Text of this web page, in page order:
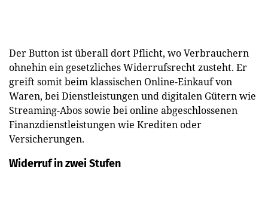
Der Button ist überall dort Pflicht, wo Verbrauchern
ohnehin ein gesetzliches Widerrufsrecht zusteht. Er
greift somit beim klassischen Online-Einkauf von
Waren, bei Dienstleistungen und digitalen Gütern wie
Streaming-Abos sowie bei online abgeschlossenen
Finanzdienstleistungen wie Krediten oder
Versicherungen.
Widerruf in zwei Stufen